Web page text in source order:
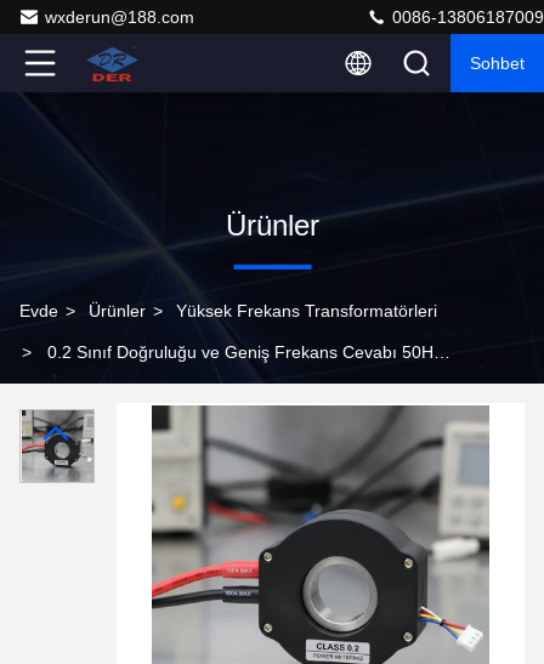
wxderun@188.com 0086-13806187009
Sohbet
Ürünler
Evde > Ürünler > Yüksek Frekans Transformatörleri
> 0.2 Sınıf Doğruluğu ve Geniş Frekans Cevabı 50Hz-
Transformörü